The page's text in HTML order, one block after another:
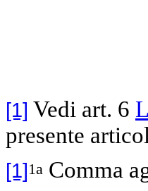
[1] Vedi art. 6
presente
[1]1a Comma